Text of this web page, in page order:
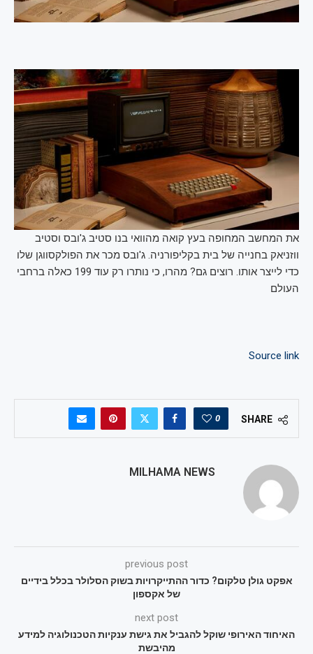
את המחשב המחופה בעץ קואה מהוואי בנו סטיב ג'ובס וסטיב
ווזניאק בחנייה של בית בקליפורניה. ג'ובס מכר את הפולקסווגן שלו
כדי לייצר אותו. רוצים גם? מהרו, כי נותרו רק עוד 199 כאלה ברחבי
העולם
Source link
SHARE
0
MILHAMA NEWS
previous post
אפקט גולן טלקום? כדור ההתייקרויות בשוק הסלולר בכלל בידיים
של אקספון
next post
האיחוד האירופי שוקל להגביל את גישת ענקיות הטכנולוגיה למידע
מהיבשת